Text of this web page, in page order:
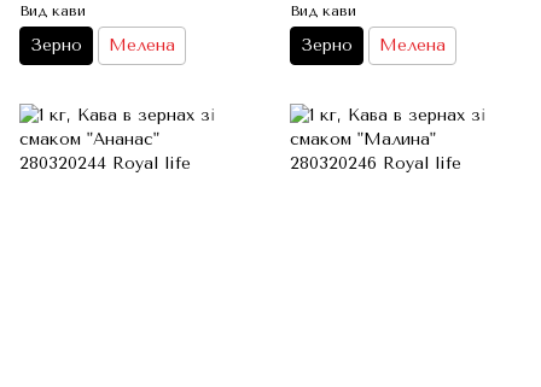
Вид кави
Зерно Мелена
Вид кави
Зерно Мелена